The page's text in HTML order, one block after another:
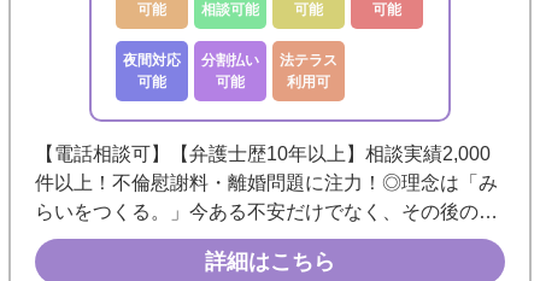
可能
相談可能
可能
可能
夜間対応
可能
分割払い
可能
法テラス
利用可
【電話相談可】【弁護士歴10年以上】相談実績2,000
件以上！不倫慰謝料・離婚問題に注力！◎理念は「み
らいをつくる。」今ある不安だけでなく、その後の生
活まで見据えた解決を目指します《新川駅徒歩約８
分・駐車場あり》休日・夜間相談可◎分割払い相談可
詳細はこちら